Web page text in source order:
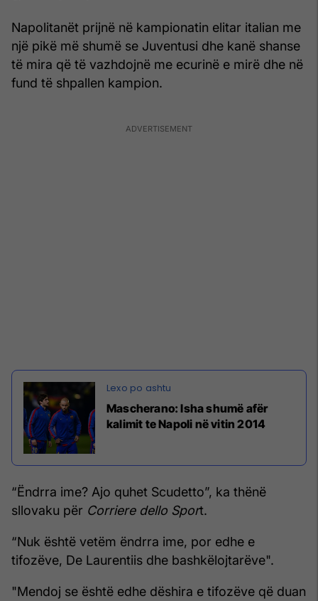
Napolitanët prijnë në kampionatin elitar italian me
një pikë më shumë se Juventusi dhe kanë shanse
të mira që të vazhdojnë me ecurinë e mirë dhe në
fund të shpallen kampion.
Mascherano: Isha shumë afër
kalimit te Napoli në vitin 2014
“Ëndrra ime? Ajo quhet Scudetto”, ka thënë
sllovaku për Corriere dello Sport.
“Nuk është vetëm ëndrra ime, por edhe e
tifozëve, De Laurentiis dhe bashkëlojtarëve".
"Mendoj se është edhe dëshira e tifozëve që duan